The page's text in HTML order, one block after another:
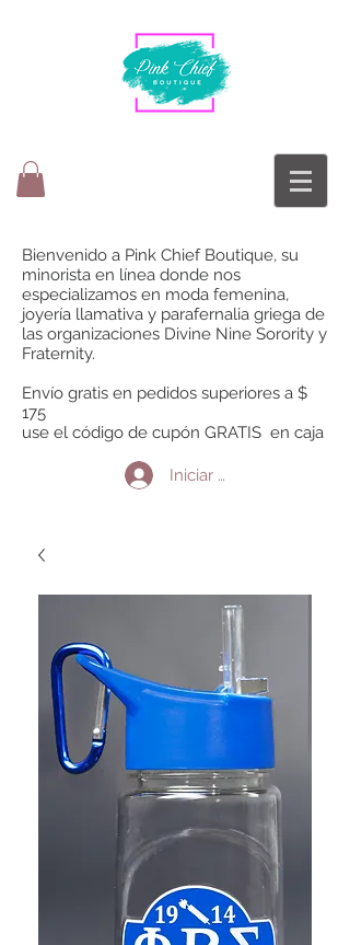
Bienvenido a Pink Chief Boutique, su
minorista en línea donde nos
especializamos en moda femenina,
joyería llamativa y parafernalia griega de
las organizaciones Divine Nine Sorority y
Fraternity.
Envío gratis en pedidos superiores a $
175
use el código de cupón GRATIS en caja
Iniciar sesión